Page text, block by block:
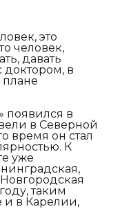
это
человек,
давать
доктором, в
появился в
в Северной
время он стал
К
уже
таким
и в Карелии,